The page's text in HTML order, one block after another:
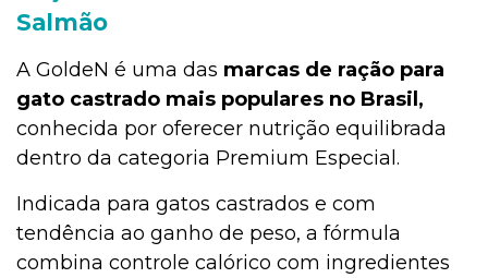
Salmão
A GoldeN é uma das marcas de ração para
gato castrado mais populares no Brasil,
conhecida por oferecer nutrição equilibrada
dentro da categoria Premium Especial.
Indicada para gatos castrados e com
tendência ao ganho de peso, a fórmula
combina controle calórico com ingredientes